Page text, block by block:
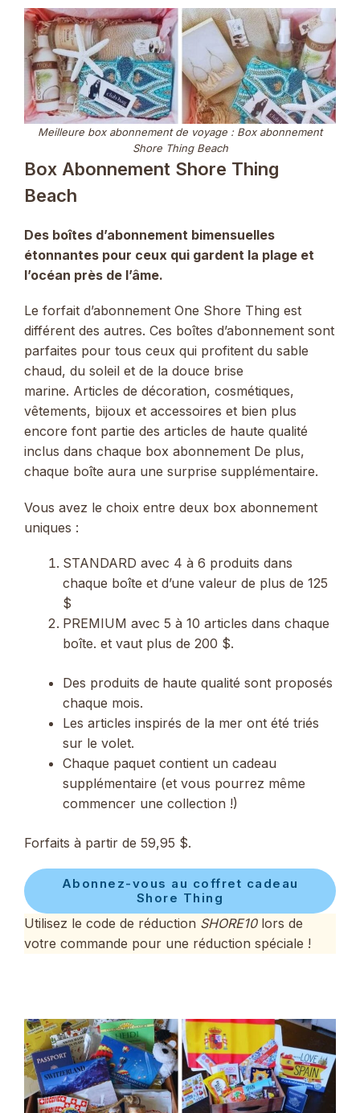
Meilleure box abonnement de voyage : Box abonnement
Shore Thing Beach
Box Abonnement Shore Thing
Beach
Des boîtes d’abonnement bimensuelles
étonnantes pour ceux qui gardent la plage et
l’océan près de l’âme.
Le forfait d’abonnement One Shore Thing est
différent des autres. Ces boîtes d’abonnement sont
parfaites pour tous ceux qui profitent du sable
chaud, du soleil et de la douce brise
marine. Articles de décoration, cosmétiques,
vêtements, bijoux et accessoires et bien plus
encore font partie des articles de haute qualité
inclus dans chaque box abonnement De plus,
chaque boîte aura une surprise supplémentaire.
Vous avez le choix entre deux box abonnement
uniques :
STANDARD avec 4 à 6 produits dans
chaque boîte et d’une valeur de plus de 125
$
PREMIUM avec 5 à 10 articles dans chaque
boîte. et vaut plus de 200 $.
Des produits de haute qualité sont proposés
chaque mois.
Les articles inspirés de la mer ont été triés
sur le volet.
Chaque paquet contient un cadeau
supplémentaire (et vous pourrez même
commencer une collection !)
Forfaits à partir de 59,95 $.
Abonnez-vous au coffret cadeau
Shore Thing
Utilisez le code de réduction SHORE10lors de
votre commande pour une réduction spéciale !